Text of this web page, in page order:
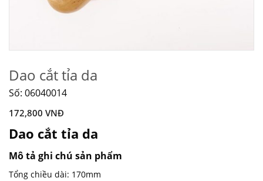
Dao cắt tỉa da
Số: 06040014
172,800 VNĐ
Dao cắt tỉa da
Mô tả ghi chú sản phẩm
Tổng chiều dài: 170mm